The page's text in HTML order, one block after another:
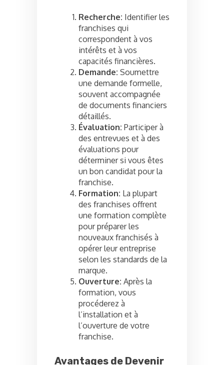
Recherche: Identifier les
franchises qui
correspondent à vos
intérêts et à vos
capacités financières.
Demande: Soumettre
une demande formelle,
souvent accompagnée
de documents financiers
détaillés.
Évaluation: Participer à
des entrevues et à des
évaluations pour
déterminer si vous êtes
un bon candidat pour la
franchise.
Formation: La plupart
des franchises offrent
une formation complète
pour préparer les
nouveaux franchisés à
opérer leur entreprise
selon les standards de la
marque.
Ouverture: Après la
formation, vous
procéderez à
l’installation et à
l’ouverture de votre
franchise.
Avantages de Devenir